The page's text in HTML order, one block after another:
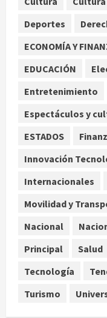
Deportes
ECONOMÍA Y
EDUCACIÓN
Entretenimiento
Espectáculos y
ESTADOS
Innovación
Internacionales
Movilidad y
Nacional
Principal
Salud
Tecnología
Turismo